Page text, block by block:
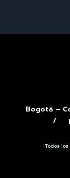
Bogotá –
/
Todos los